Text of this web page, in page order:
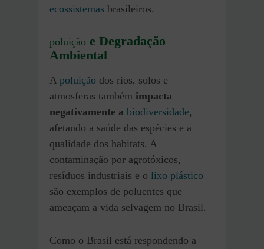
ecossistemas brasileiros.
poluição e Degradação
Ambiental
A poluição dos rios, solos e
atmosferas também impacta
negativamente a biodiversidade,
afetando a saúde das espécies e a
qualidade dos habitats. A
contaminação por agrotóxicos,
resíduos industriais e o lixo plástico
são exemplos de poluentes que
ameaçam a vida selvagem no Brasil.
Como o Brasil está respondendo a